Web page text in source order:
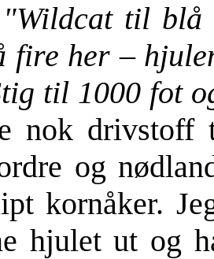
"Wildcat til blå
fire her –
til 1000 fot
nok
og
kornåker.
hjulet ut og